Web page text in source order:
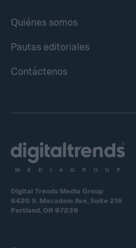
Quiénes somos
Pautas editoriales
Contáctenos
Digital Trends Media Group
6420 S. Macadam Ave, Suite 216
Portland, OR 97239